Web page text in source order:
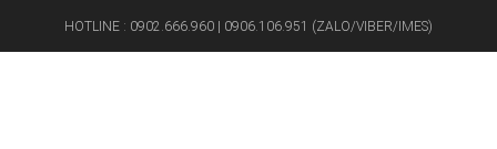
HOTLINE : 0902.666.960 | 0906.106.951 (ZALO/VIBER/IMES)